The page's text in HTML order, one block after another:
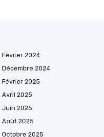
Février 2024
Décembre 2024
Février 2025
Avril 2025
Juin 2025
Août 2025
Octobre 2025